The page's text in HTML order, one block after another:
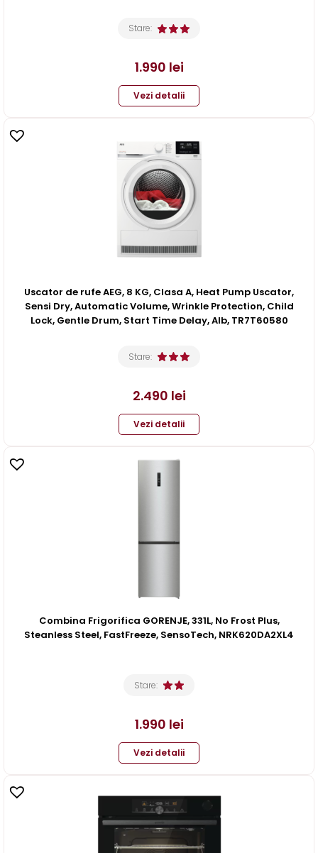
Stare:
1.990 lei
Vezi detalii
Uscator de rufe AEG, 8 KG, Clasa A, Heat Pump Uscator,
Sensi Dry, Automatic Volume, Wrinkle Protection, Child
Lock, Gentle Drum, Start Time Delay, Alb, TR7T60580
Stare:
2.490 lei
Vezi detalii
Combina Frigorifica GORENJE, 331L, No Frost Plus,
Steanless Steel, FastFreeze, SensoTech, NRK620DA2XL4
Stare:
1.990 lei
Vezi detalii